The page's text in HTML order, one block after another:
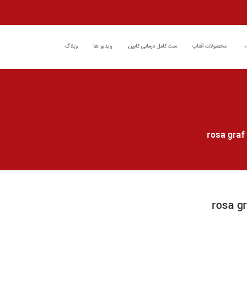
محصولات آفتاب ست کامل درمانی کابین ویدیو ها وبلاگ